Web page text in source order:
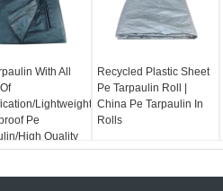
With All
Lightweight
Pe
High Quality
Recycled Plastic Sheet
Pe Tarpaulin Roll |
China Pe Tarpaulin In
Rolls